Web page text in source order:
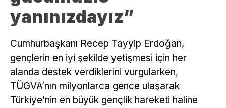
yanınızdayız”
Cumhurbaşkanı Recep Tayyip Erdoğan,
gençlerin en iyi şekilde yetişmesi için her
alanda destek verdiklerini vurgularken,
TÜGVA’nın milyonlarca gence ulaşarak
Türkiye’nin en büyük gençlik hareketi haline